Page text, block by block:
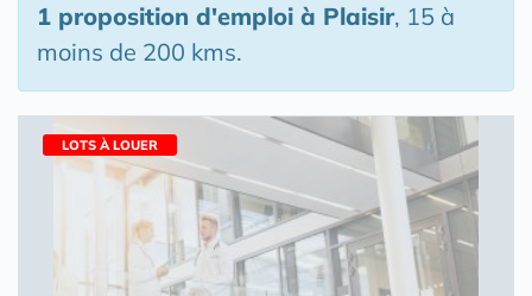
1 proposition d'emploi à Plaisir, 15 à
moins de 200 kms.
LOTS À LOUER